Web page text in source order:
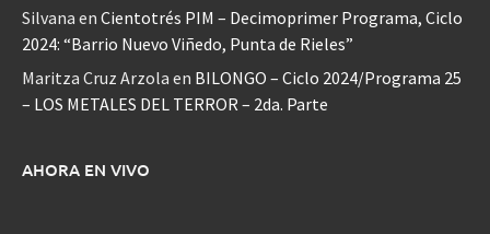
Silvana en Cientotrés PIM – Decimoprimer Programa, Ciclo
2024: “Barrio Nuevo Viñedo, Punta de Rieles”
Maritza Cruz Arzola en BILONGO – Ciclo 2024/Programa 25
– LOS METALES DEL TERROR – 2da. Parte
AHORA EN VIVO